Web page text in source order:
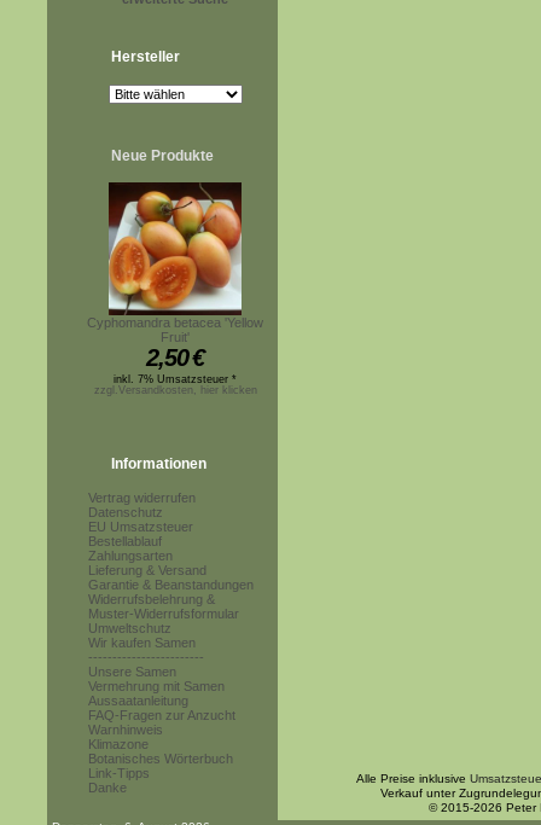
Hersteller
Neue Produkte
Cyphomandra betacea 'Yellow
Fruit'
2,50€
inkl. 7% Umsatzsteuer *
zzgl.Versandkosten, hier klicken
Informationen
Vertrag widerrufen
Datenschutz
EU Umsatzsteuer
Bestellablauf
Zahlungsarten
Lieferung & Versand
Garantie & Beanstandungen
Widerrufsbelehrung &
Muster-Widerrufsformular
Umweltschutz
Wir kaufen Samen
------------------------
Unsere Samen
Vermehrung mit Samen
Aussaatanleitung
FAQ-Fragen zur Anzucht
Warnhinweis
Klimazone
Botanisches Wörterbuch
Link-Tipps
Danke
Alle Preise inklusive
Verkauf unter
© 2015-2026 Peter